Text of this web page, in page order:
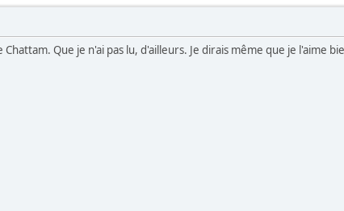
Que je n'ai pas lu, d'ailleurs. Je dirais même que je l'aime